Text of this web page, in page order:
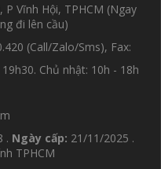
P Vĩnh Hội, TPHCM (Ngay
đi lên cầu)
(Call/Zalo/Sms), Fax:
Chủ nhật: 10h - 18h
. Ngày cấp: 21/11/2025 .
TPHCM